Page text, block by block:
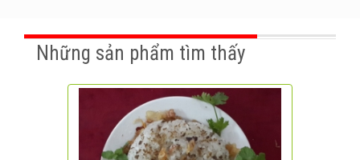
Những sản phẩm tìm thấy